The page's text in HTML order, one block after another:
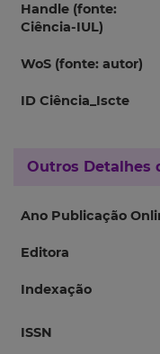
Handle (fonte:
Ciência-IUL)
WoS (fonte: autor)
ID Ciência_Iscte
Outros Detalhes
Ano Publicação
Editora
Indexação
ISSN